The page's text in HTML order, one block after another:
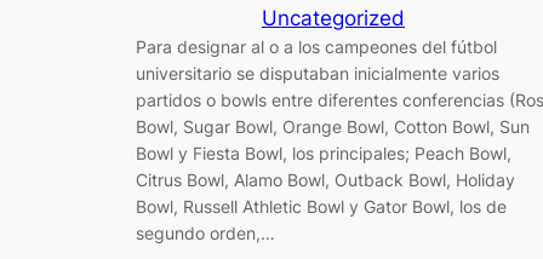
Uncategorized
Para designar al o a los campeones del fútbol
universitario se disputaban inicialmente varios
partidos o bowls entre diferentes conferencias
Bowl, Sugar Bowl, Orange Bowl, Cotton Bowl, Sun
Bowl y Fiesta Bowl, los principales; Peach Bowl,
Citrus Bowl, Alamo Bowl, Outback Bowl, Holiday
Bowl, Russell Athletic Bowl y Gator Bowl, los de
segundo orden,…